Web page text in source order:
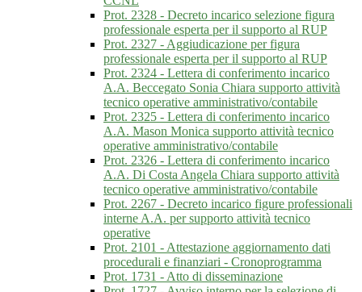
Prot. 2328 - Decreto incarico selezione figura
professionale esperta per il supporto al RUP
Prot. 2327 - Aggiudicazione per figura
professionale esperta per il supporto al RUP
Prot. 2324 - Lettera di conferimento incarico
A.A. Beccegato Sonia Chiara supporto attività
tecnico operative amministrativo/contabile
Prot. 2325 - Lettera di conferimento incarico
A.A. Mason Monica supporto attività tecnico
operative amministrativo/contabile
Prot. 2326 - Lettera di conferimento incarico
A.A. Di Costa Angela Chiara supporto attività
tecnico operative amministrativo/contabile
Prot. 2267 - Decreto incarico figure professionali
interne A.A. per supporto attività tecnico
operative
Prot. 2101 - Attestazione aggiornamento dati
procedurali e finanziari - Cronoprogramma
Prot. 1731 - Atto di disseminazione